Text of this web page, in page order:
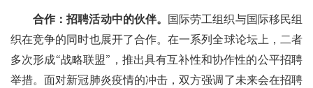
合作：招聘活动中的伙伴。
国际劳工组织与国际移民组
织在竞争的同时也展开了合作。在一系列全球论坛上，二者
多次形成“战略联盟”，推出具有互补性和协作性的公平招聘
举措。面对新冠肺炎疫情的冲击，双方强调了未来会在招聘